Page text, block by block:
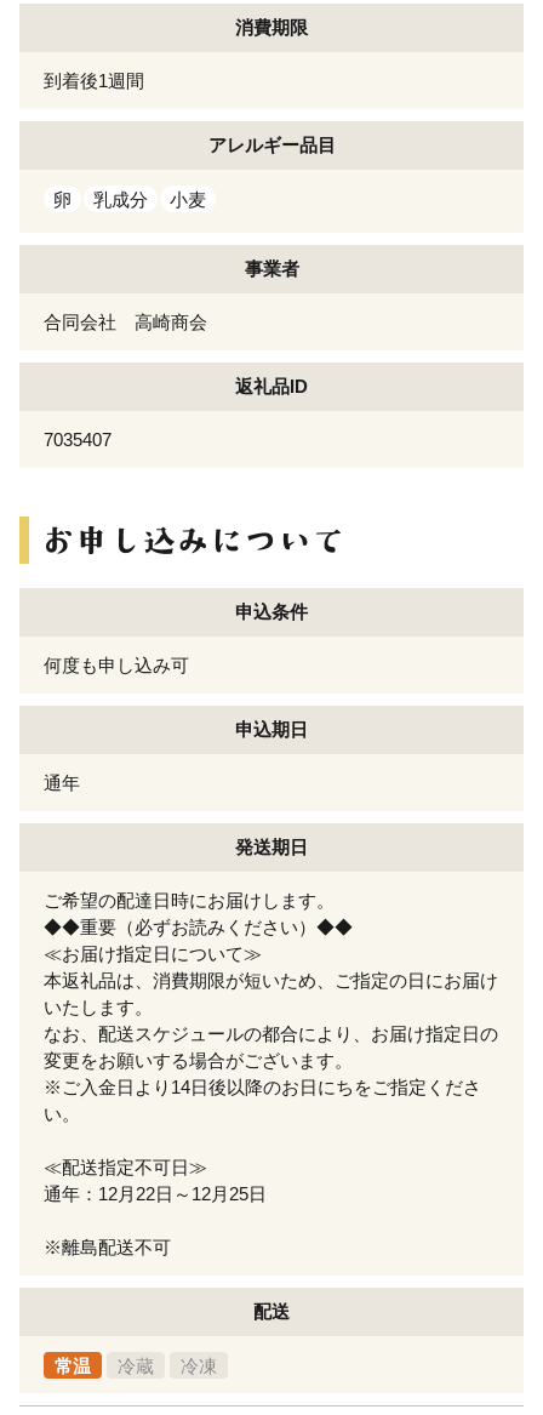
消費期限
到着後1週間
アレルギー品目
卵 乳成分 小麦
事業者
合同会社 高崎商会
返礼品ID
7035407
申込条件
何度も申し込み可
申込期日
通年
発送期日
ご希望の配達日時にお届けします。
◆◆重要（必ずお読みください）◆◆
≪お届け指定日について≫
本返礼品は、消費期限が短いため、ご指定の日にお届け
いたします。
なお、配送スケジュールの都合により、お届け指定日の
変更をお願いする場合がございます。
※ご入金日より14日後以降のお日にちをご指定くださ
い。
≪配送指定不可日≫
通年：12月22日～12月25日
※離島配送不可
配送
常温 冷蔵 冷凍